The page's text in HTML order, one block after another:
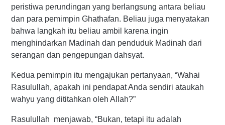
peristiwa perundingan yang berlangsung antara beliau
dan para pemimpin Ghathafan. Beliau juga menyatakan
bahwa langkah itu beliau ambil karena ingin
menghindarkan Madinah dan penduduk Madinah dari
serangan dan pengepungan dahsyat.
Kedua pemimpin itu mengajukan pertanyaan, “Wahai
Rasulullah, apakah ini pendapat Anda sendiri ataukah
wahyu yang dititahkan oleh Allah?”
Rasulullah menjawab, “Bukan, tetapi itu adalah